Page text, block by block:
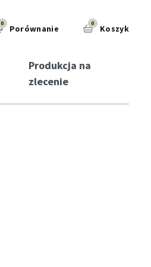
0 Porównanie 0 Koszyk
Produkcja na
zlecenie